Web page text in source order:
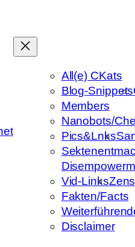
All(e) CKats
Blog-Snippets
Members
Nanobots/
Pics&Lnks
Vid-Links
Fakten/Facts
Disclaimer